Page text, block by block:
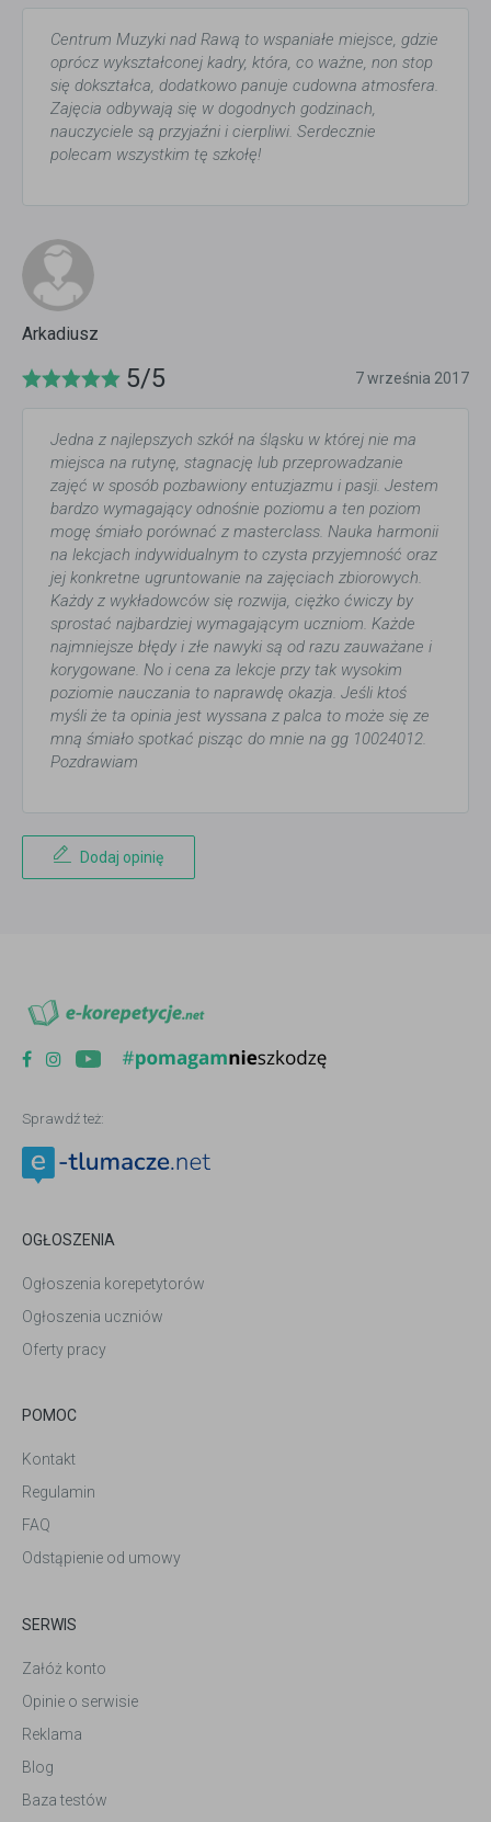
Centrum Muzyki nad Rawą to wspaniałe miejsce, gdzie
oprócz wykształconej kadry, która, co ważne, non stop
się dokształca, dodatkowo panuje cudowna atmosfera.
Zajęcia odbywają się w dogodnych godzinach,
nauczyciele są przyjaźni i cierpliwi. Serdecznie
polecam wszystkim tę szkołę!
Arkadiusz
5/5 7 września 2017
Jedna z najlepszych szkół na śląsku w której nie ma
miejsca na rutynę, stagnację lub przeprowadzanie
zajęć w sposób pozbawiony entuzjazmu i pasji. Jestem
bardzo wymagający odnośnie poziomu a ten poziom
mogę śmiało porównać z masterclass. Nauka harmonii
na lekcjach indywidualnym to czysta przyjemność oraz
jej konkretne ugruntowanie na zajęciach zbiorowych.
Każdy z wykładowców się rozwija, ciężko ćwiczy by
sprostać najbardziej wymagającym uczniom. Każde
najmniejsze błędy i złe nawyki są od razu zauważane i
korygowane. No i cena za lekcje przy tak wysokim
poziomie nauczania to naprawdę okazja. Jeśli ktoś
myśli że ta opinia jest wyssana z palca to może się ze
mną śmiało spotkać pisząc do mnie na gg 10024012.
Pozdrawiam
Dodaj opinię
Sprawdź też:
OGŁOSZENIA
Ogłoszenia korepetytorów
Ogłoszenia uczniów
Oferty pracy
POMOC
Kontakt
Regulamin
FAQ
Odstąpienie od umowy
SERWIS
Załóż konto
Opinie o serwisie
Reklama
Blog
Baza testów